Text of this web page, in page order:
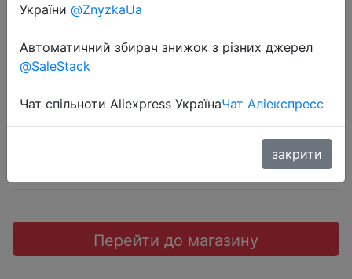
2018-12-11
MI Xiaomi COOWOO U1 LED.
$16.99
Перейти до магазину
України @ZnyzkaUa
Автоматичний збирач знижок з різних джерел
@SaleStack
Чат спільноти Aliexpress УкраїнаЧат Аліекспресс
закрити